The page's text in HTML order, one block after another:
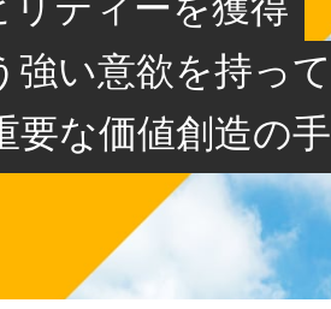
い意欲を持って
要な価値創造の手